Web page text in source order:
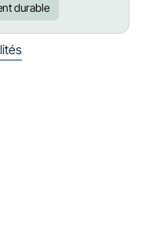
durable